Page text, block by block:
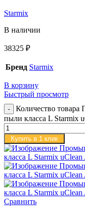
Starmix
В наличии
38325 ₽
Бренд Starmix
В корзину
Быстрый просмотр
Количество
пыли класса L Starmix
Купить в 1 клик
Сравнить